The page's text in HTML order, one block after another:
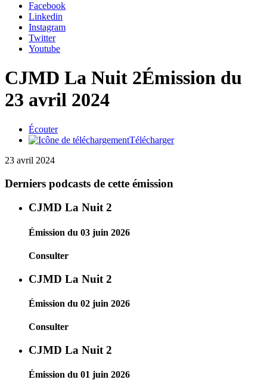
Facebook
Linkedin
Instagram
Twitter
Youtube
CJMD La Nuit 2Émission du
23 avril 2024
Écouter
Télécharger
23 avril 2024
Derniers podcasts de cette émission
CJMD La Nuit 2
Émission du 03 juin 2026
Consulter
CJMD La Nuit 2
Émission du 02 juin 2026
Consulter
CJMD La Nuit 2
Émission du 01 juin 2026